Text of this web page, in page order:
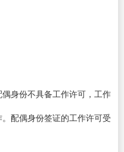
身份不具备工作许可，工作
配偶身份签证的工作许可受